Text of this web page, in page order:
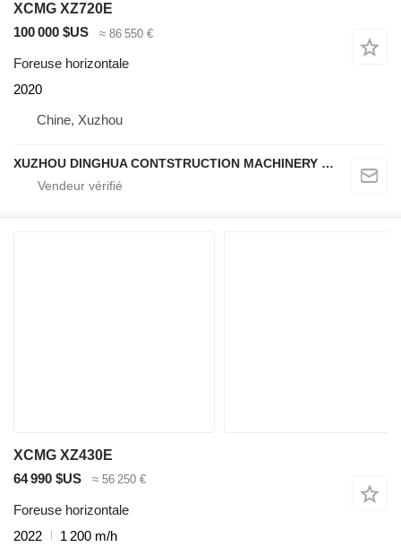
XCMG XZ720E
100 000 $US
≈ 86 550 €
Foreuse horizontale
2020
Chine, Xuzhou
XUZHOU DINGHUA CONTSTRUCTION MACHINERY CO., LTD.
XCMG XZ430E
64 990 $US
≈ 56 250 €
Foreuse horizontale
2022
1 200 m/h